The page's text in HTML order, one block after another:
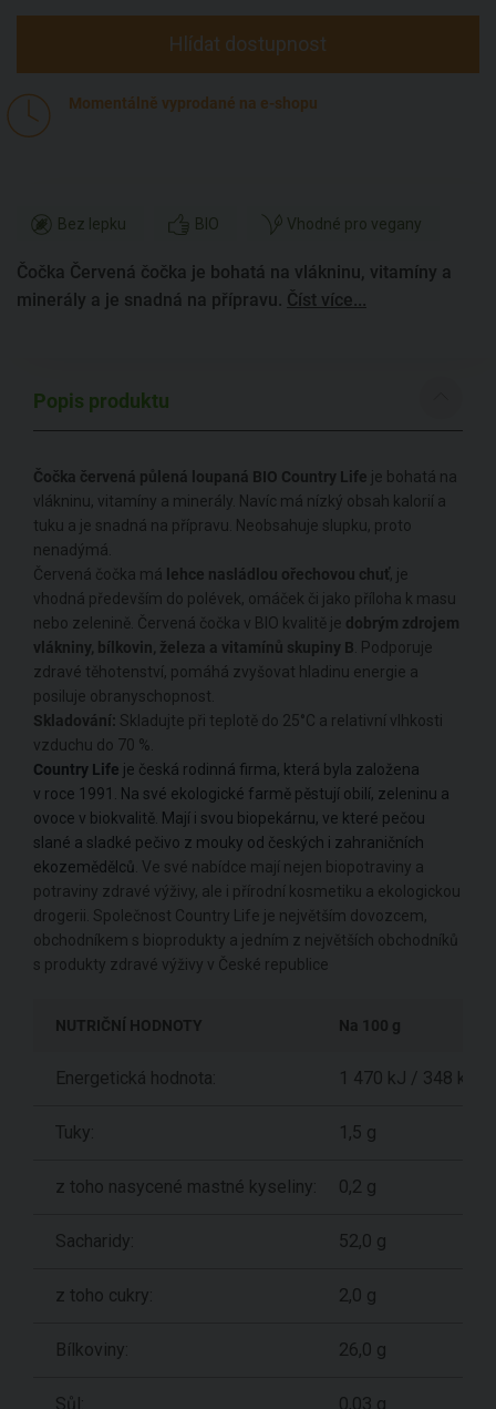
Hlídat dostupnost
Momentálně vyprodané na e-shopu
Bez lepku BIO Vhodné pro vegany
Čočka Červená čočka je bohatá na vlákninu, vitamíny a
minerály a je snadná na přípravu. Číst více...
Popis produktu
Čočka červená půlená loupaná BIO Country Life je bohatá na
vlákninu, vitamíny a minerály. Navíc má nízký obsah kalorií a
tuku a je snadná na přípravu. Neobsahuje slupku, proto
nenadýmá.
Červená čočka má lehce nasládlou ořechovou chuť, je
vhodná především do polévek, omáček či jako příloha k masu
nebo zelenině. Červená čočka v BIO kvalitě je dobrým zdrojem
vlákniny, bílkovin, železa a vitamínů skupiny B. Podporuje
zdravé těhotenství, pomáhá zvyšovat hladinu energie a
posiluje obranyschopnost.
Skladování: Skladujte při teplotě do 25°C a relativní vlhkosti
vzduchu do 70 %.
Country Life je česká rodinná firma, která byla založena
v roce 1991. Na své ekologické farmě pěstují obilí, zeleninu a
ovoce v biokvalitě. Mají i svou biopekárnu, ve které pečou
slané a sladké pečivo z mouky od českých i zahraničních
ekozemědělců. Ve své nabídce mají nejen biopotraviny a
potraviny zdravé výživy, ale i přírodní kosmetiku a ekologickou
drogerii. Společnost Country Life je největším dovozcem,
obchodníkem s bioprodukty a jedním z největších obchodníků
s produkty zdravé výživy v České republice
NUTRIČNÍ HODNOTY Na 100 g
Energetická hodnota: 1 470 kJ / 348 kcal
Tuky: 1,5 g
z toho nasycené mastné kyseliny: 0,2 g
Sacharidy: 52,0 g
z toho cukry: 2,0 g
Bílkoviny: 26,0 g
Sůl: 0,03 g